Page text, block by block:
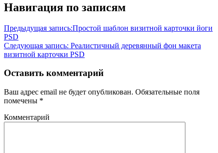
Навигация по записям
Предыдущая запись:Простой шаблон визитной карточки йоги
PSD
Следующая запись: Реалистичный деревянный фон макета
визитной карточки PSD
Оставить комментарий
Ваш адрес email не будет опубликован. Обязательные поля
помечены *
Комментарий